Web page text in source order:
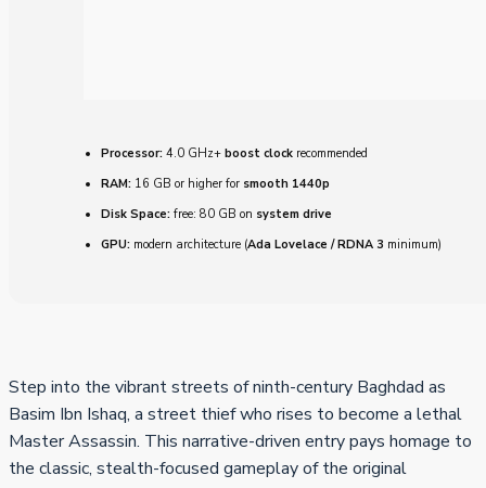
Processor: 4.0 GHz+ boost clock recommended
RAM: 16 GB or higher for smooth 1440p
Disk Space: free: 80 GB on system drive
GPU: modern architecture (Ada Lovelace / RDNA 3 minimum)
Step into the vibrant streets of ninth-century Baghdad as
Basim Ibn Ishaq, a street thief who rises to become a lethal
Master Assassin. This narrative-driven entry pays homage to
the classic, stealth-focused gameplay of the original